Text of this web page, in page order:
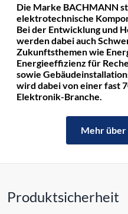
Die Marke BACHMANN
elektrotechnische
Bei der Entwicklung und
werden dabei auch
Zukunftsthemen wie
Energieeffizienz für
sowie
wird dabei von einer fast
Elektronik-Branche.
Mehr über
Produktsicherheit